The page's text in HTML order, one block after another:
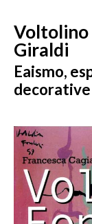
Voltolino
Giraldi
Eaismo,
decorative